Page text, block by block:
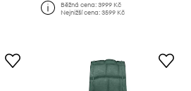
Běžná cena:3999 Kč
Nejnižší cena:3599 Kč